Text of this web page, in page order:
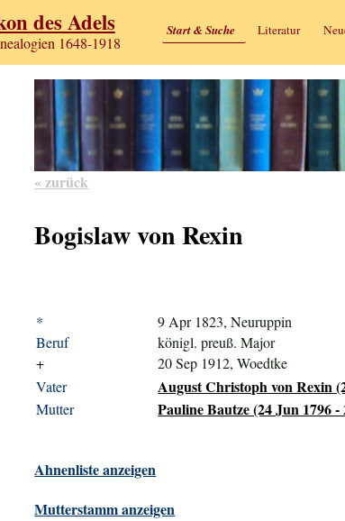
des Adels
1648-1918
Start & Suche Literatur
« zurück
Bogislaw von Rexin
*
9 Apr 1823, Neuruppin
Beruf
königl. preuß. Major
+
20 Sep 1912, Woedtke
Vater
August Christoph von Rexin
Mutter Pauline Bautze (24 Jun 1796 -
Ahnenliste anzeigen
Mutterstamm anzeigen